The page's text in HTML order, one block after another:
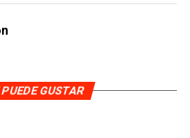
PUEDE GUSTAR